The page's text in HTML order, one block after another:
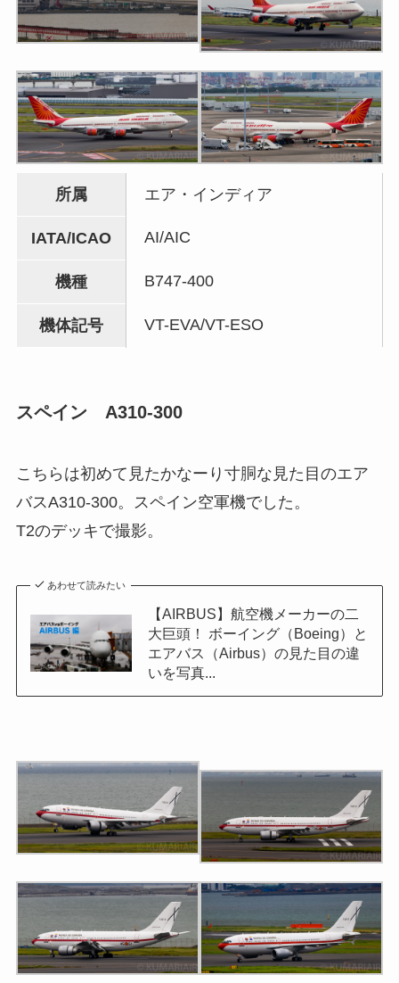
所属 エア・インディア
IATA/ICAO AI/AIC
機種 B747-400
機体記号 VT-EVA/VT-ESO
スペイン A310-300
こちらは初めて見たかなーり寸胴な見た目のエア
バスA310-300。スペイン空軍機でした。
T2のデッキで撮影。
あわせて読みたい
【AIRBUS】航空機メーカーの二
大巨頭！ ボーイング（Boeing）と
エアバス（Airbus）の見た目の違
いを写真...